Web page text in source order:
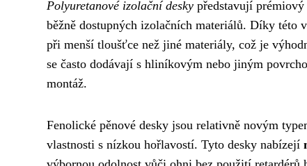
Polyuretanové izolační desky představují
běžně dostupných izolačních materiálů. Díky této
při menší tloušťce než jiné materiály, což je
se často dodávají s hliníkovým nebo jiným
montáž.
Fenolické pěnové desky jsou relativně novým
vlastnosti s nízkou hořlavostí. Tyto desky nabízejí